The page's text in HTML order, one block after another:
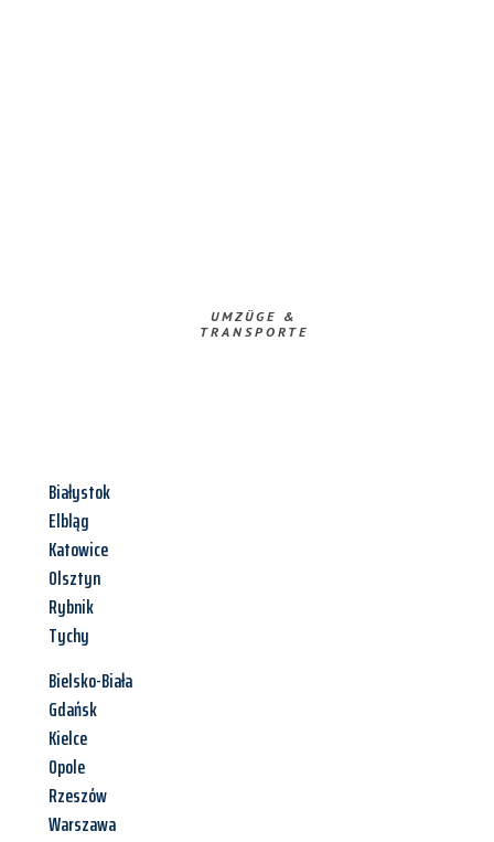
UMZÜGE &
TRANSPORTE
Białystok
Elbląg
Katowice
Olsztyn
Rybnik
Tychy
Bielsko-Biała
Gdańsk
Kielce
Opole
Rzeszów
Warszawa